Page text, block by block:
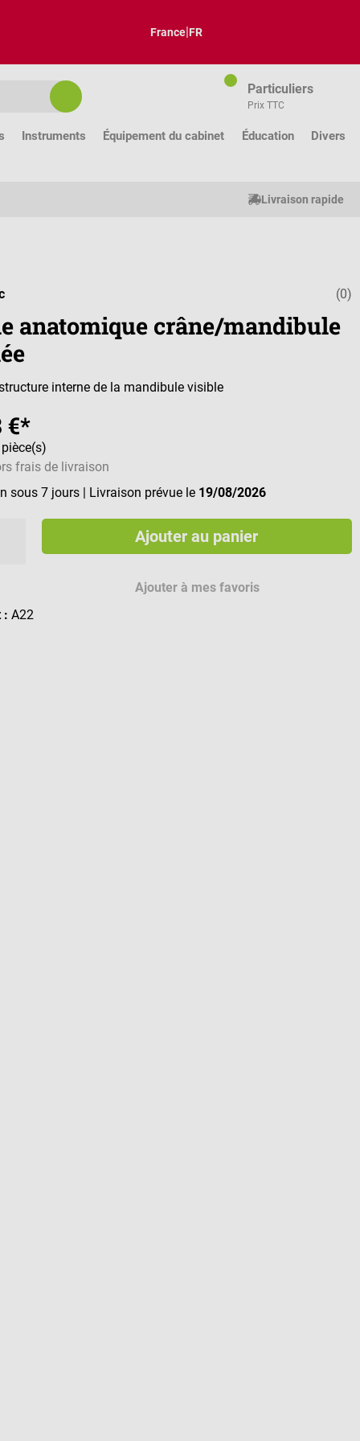
France|FR
Particuliers
Prix TTC
Instruments Équipement du cabinet Éducation Divers
Livraison rapide
Note (0)
anatomique crâne/mandibule
interne de la mandibule visible
€*
frais de livraison
sous 7 jours
| Livraison prévue le 19/08/2026
Ajouter au panier
Ajouter à mes favoris
:A22